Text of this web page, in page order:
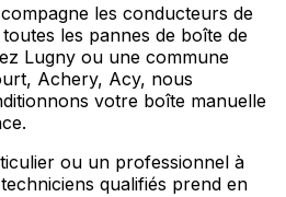
les conducteurs de
les pannes de boîte de
Lugny ou une commune
Achery, Acy, nous
votre boîte manuelle
ou un professionnel à
qualifiés prend en